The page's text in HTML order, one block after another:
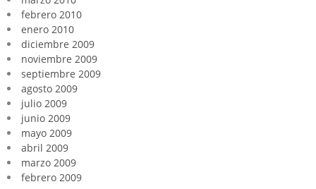
febrero 2010
enero 2010
diciembre 2009
noviembre 2009
septiembre 2009
agosto 2009
julio 2009
junio 2009
mayo 2009
abril 2009
marzo 2009
febrero 2009